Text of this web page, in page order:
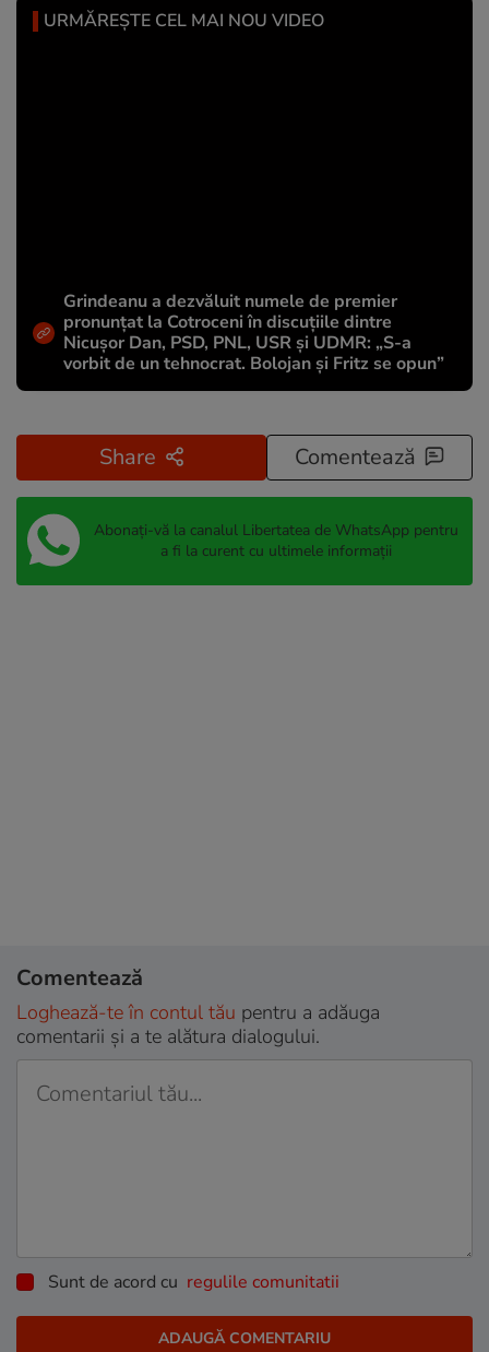
URMĂREȘTE CEL MAI NOU VIDEO
Grindeanu a dezvăluit numele de premier
pronunțat la Cotroceni în discuțiile dintre
Nicușor Dan, PSD, PNL, USR și UDMR: „S-a
vorbit de un tehnocrat. Bolojan și Fritz se opun”
Share Comentează
Abonați-vă la canalul Libertatea de WhatsApp pentru
a fi la curent cu ultimele informații
Comentează
Loghează-te în contul tău pentru a adăuga
comentarii și a te alătura dialogului.
Sunt de acord cu regulile comunitatii